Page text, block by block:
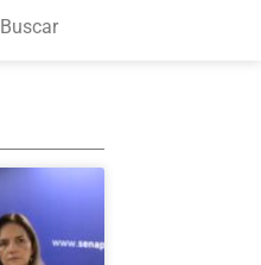
Buscar